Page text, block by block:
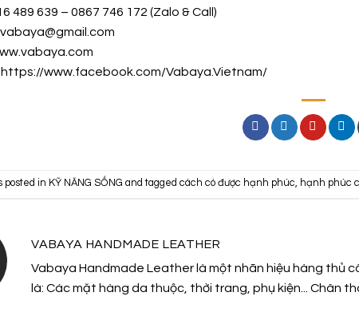
489 639 – 0867 746 172 (Zalo & Call)
https://www.facebook.com/Vabaya.Vietnam/
posted in KỸ NĂNG SỐNG and tagged cách có được hạnh phúc, hạnh phúc
VABAYA HANDMADE LEATHER
Vabaya Handmade Leather là một nhãn hiệu hàng thủ
là: Các mặt hàng da thuộc, thời trang, phụ kiện... Chân